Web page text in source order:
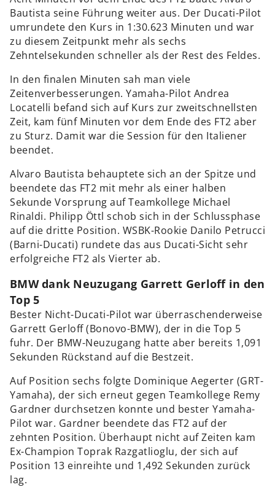
Bautista seine Führung weiter aus. Der Ducati-Pilot
umrundete den Kurs in 1:30.623 Minuten und war
zu diesem Zeitpunkt mehr als sechs
Zehntelsekunden schneller als der Rest des Feldes.
In den finalen Minuten sah man viele
Zeitenverbesserungen. Yamaha-Pilot Andrea
Locatelli befand sich auf Kurs zur zweitschnellsten
Zeit, kam fünf Minuten vor dem Ende des FT2 aber
zu Sturz. Damit war die Session für den Italiener
beendet.
Alvaro Bautista behauptete sich an der Spitze und
beendete das FT2 mit mehr als einer halben
Sekunde Vorsprung auf Teamkollege Michael
Rinaldi. Philipp Öttl schob sich in der Schlussphase
auf die dritte Position. WSBK-Rookie Danilo Petrucci
(Barni-Ducati) rundete das aus Ducati-Sicht sehr
erfolgreiche FT2 als Vierter ab.
BMW dank Neuzugang Garrett Gerloff in den
Top 5
Bester Nicht-Ducati-Pilot war überraschenderweise
Garrett Gerloff (Bonovo-BMW), der in die Top 5
fuhr. Der BMW-Neuzugang hatte aber bereits 1,091
Sekunden Rückstand auf die Bestzeit.
Auf Position sechs folgte Dominique Aegerter (GRT-
Yamaha), der sich erneut gegen Teamkollege Remy
Gardner durchsetzen konnte und bester Yamaha-
Pilot war. Gardner beendete das FT2 auf der
zehnten Position. Überhaupt nicht auf Zeiten kam
Ex-Champion Toprak Razgatlioglu, der sich auf
Position 13 einreihte und 1,492 Sekunden zurück
lag.